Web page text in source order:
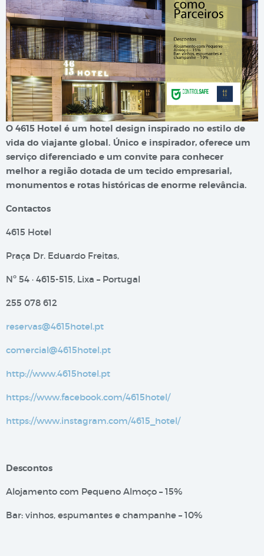
O 4615 Hotel é um hotel design inspirado no estilo de
vida do viajante global. Único e inspirador, oferece um
serviço diferenciado e um convite para conhecer
melhor a região dotada de um tecido empresarial,
monumentos e rotas históricas de enorme relevância.
Contactos
4615 Hotel
Praça Dr. Eduardo Freitas,
Nº 54 · 4615-515, Lixa – Portugal
255 078 612
reservas@4615hotel.pt
comercial@4615hotel.pt
http://www.4615hotel.pt
https://www.facebook.com/4615hotel/
https://www.instagram.com/4615_hotel/
Descontos
Alojamento com Pequeno Almoço – 15%
Bar: vinhos, espumantes e champanhe – 10%